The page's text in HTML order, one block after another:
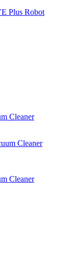
Plus Robot
Cleaner
Cleaner